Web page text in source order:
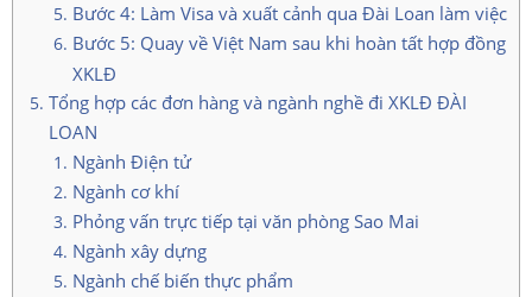
Bước 4: Làm Visa và xuất cảnh qua Đài Loan làm việc
Bước 5: Quay về Việt Nam sau khi hoàn tất hợp đồng
XKLĐ
Tổng hợp các đơn hàng và ngành nghề đi XKLĐ ĐÀI
LOAN
Ngành Điện tử
Ngành cơ khí
Phỏng vấn trực tiếp tại văn phòng Sao Mai
Ngành xây dựng
Ngành chế biến thực phẩm